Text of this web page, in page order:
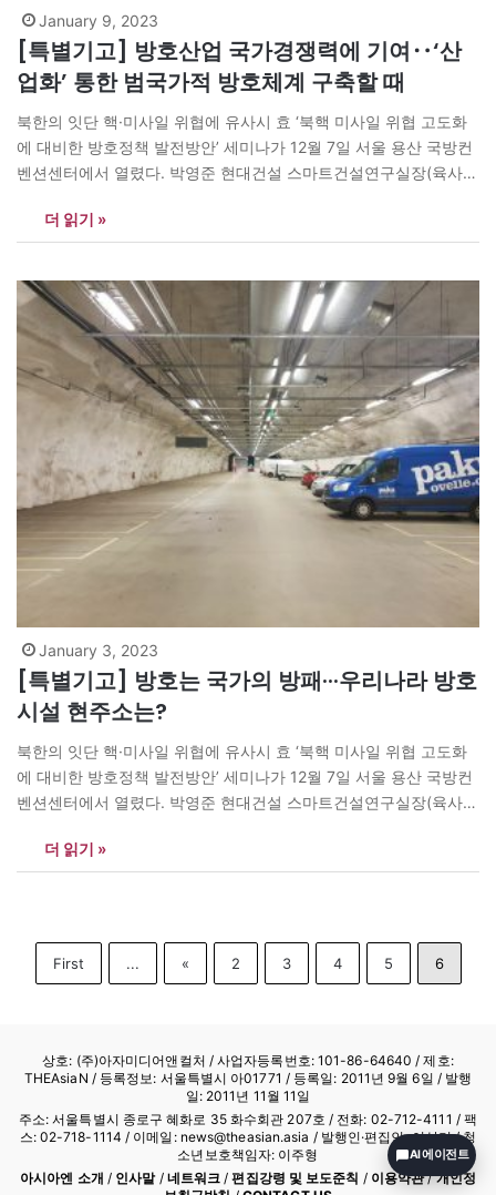
January 9, 2023
[특별기고] 방호산업 국가경쟁력에 기여‥‘산
업화’ 통한 범국가적 방호체계 구축할 때
북한의 잇단 핵·미사일 위협에 유사시 효 ‘북핵 미사일 위협 고도화
에 대비한 방호정책 발전방안’ 세미나가 12월 7일 서울 용산 국방컨
벤션센터에서 열렸다. 박영준 현대건설 스마트건설연구실장(육사
발표했다. <아시아엔>은 박 상무의 발표문을 두 차례 나눠 싣는다.
<편집자> [아시아엔=박영준 현대건설 스마트건설연구실장(상무),
더 읽기 »
January 3, 2023
[특별기고] 방호는 국가의 방패···우리나라 방호
시설 현주소는?
북한의 잇단 핵·미사일 위협에 유사시 효 ‘북핵 미사일 위협 고도화
에 대비한 방호정책 발전방안’ 세미나가 12월 7일 서울 용산 국방컨
벤션센터에서 열렸다. 박영준 현대건설 스마트건설연구실장(육사
발표했다. <아시아엔>은 박 상무의 발표문을 두 차례 나눠 싣는다.
<편집자> [아시아엔=박영준 현대건설 스마트건설연구실장(상무),
더 읽기 »
First ... « 2 3 4 5 6
상호: (주)아자미디어앤컬처 /사업자등록번호: 101-86-64640 / 제호:
THEAsiaN / 등록정보: 서울특별시 아01771 / 등록일: 2011년 9월 6일 / 발행
일: 2011년 11월 11일
주소: 서울특별시 종로구 혜화로 35 화수회관 207호 / 전화: 02-712-4111 / 팩
스: 02-718-1114 / 이메일: news@theasian.asia / 발행인·편집인: 이상기 / 청
소년보호책임자: 이주형
아시아엔 소개 / 인사말/ 네트워크 /편집강령 및 보도준칙 / 이용약관/개인정
AI 에이전트